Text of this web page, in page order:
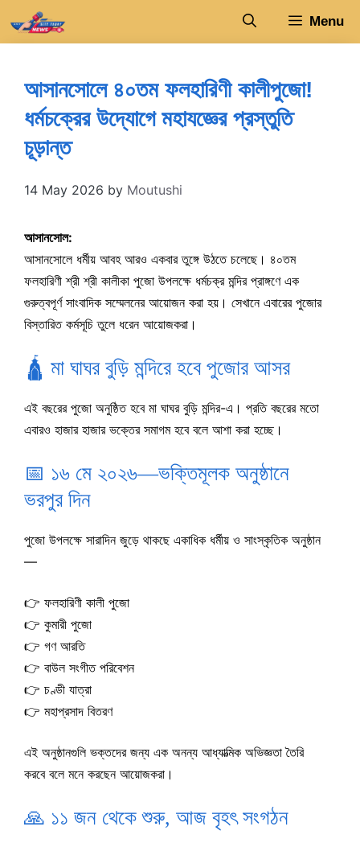
Menu
আসানসোলে ৪০তম ফলহারিণী কালীপুজো!
ধর্মচক্রের উদ্যোগে মহাযজ্ঞের প্রস্তুতি
চূড়ান্ত
14 May 2026 by Moutushi
আসানসোল:
আসানসোলে ধর্মীয় আবহ আরও একবার তুঙ্গে উঠতে চলেছে। ৪০তম
ফলহারিণী শ্রী শ্রী কালীকা পুজো উপলক্ষে ধর্মচক্র মন্দির প্রাঙ্গণে এক
গুরুত্বপূর্ণ সাংবাদিক সম্মেলনের আয়োজন করা হয়। সেখানে এবারের পুজোর
বিস্তারিত কর্মসূচি তুলে ধরেন আয়োজকরা।
🛕 মা ঘাঘর বুড়ি মন্দিরে হবে পুজোর আসর
এই বছরের পুজো অনুষ্ঠিত হবে মা ঘাঘর বুড়ি মন্দির-এ। প্রতি বছরের মতো
এবারও হাজার হাজার ভক্তের সমাগম হবে বলে আশা করা হচ্ছে।
📅 ১৬ মে ২০২৬—ভক্তিমূলক অনুষ্ঠানে
ভরপুর দিন
পুজো উপলক্ষে সারাদিন জুড়ে থাকছে একাধিক ধর্মীয় ও সাংস্কৃতিক অনুষ্ঠান
—
👉 ফলহারিণী কালী পুজো
👉 কুমারী পুজো
👉 গণ আরতি
👉 বাউল সংগীত পরিবেশন
👉 চণ্ডী যাত্রা
👉 মহাপ্রসাদ বিতরণ
এই অনুষ্ঠানগুলি ভক্তদের জন্য এক অনন্য আধ্যাত্মিক অভিজ্ঞতা তৈরি
করবে বলে মনে করছেন আয়োজকরা।
🙏 ১১ জন থেকে শুরু, আজ বৃহৎ সংগঠন